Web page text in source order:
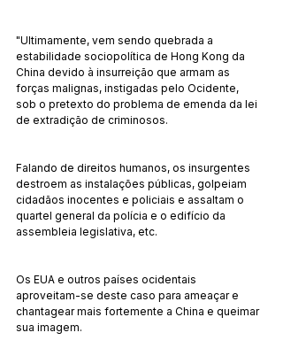
"Ultimamente, vem sendo quebrada a
estabilidade sociopolítica de Hong Kong da
China devido à insurreição que armam as
forças malignas, instigadas pelo Ocidente,
sob o pretexto do problema de emenda da lei
de extradição de criminosos.
Falando de direitos humanos, os insurgentes
destroem as instalações públicas, golpeiam
cidadãos inocentes e policiais e assaltam o
quartel general da polícia e o edifício da
assembleia legislativa, etc.
Os EUA e outros países ocidentais
aproveitam-se deste caso para ameaçar e
chantagear mais fortemente a China e queimar
sua imagem.